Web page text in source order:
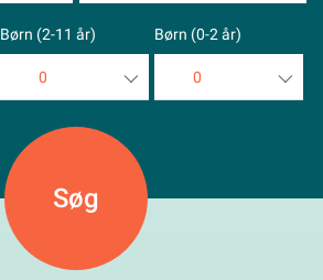
Børn (2-11 år)
0
5
Børn (0-2 år)
0